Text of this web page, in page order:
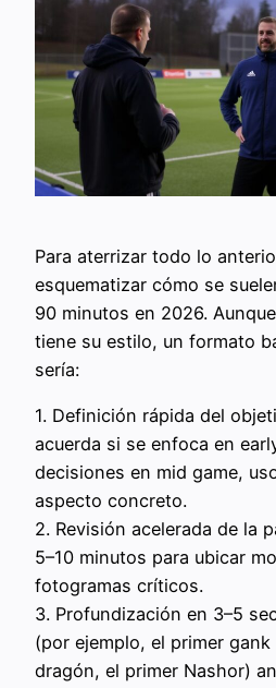
Para aterrizar todo lo
esquematizar cómo se
90 minutos en 2026.
tiene su estilo, un formato
sería:
1. Definición rápida del
acuerda si se enfoca en
decisiones en mid game,
aspecto concreto.
2. Revisión acelerada de la
5–10 minutos para ubicar
fotogramas críticos.
3. Profundización en 3–5
(por ejemplo, el primer
dragón, el primer Nashor)